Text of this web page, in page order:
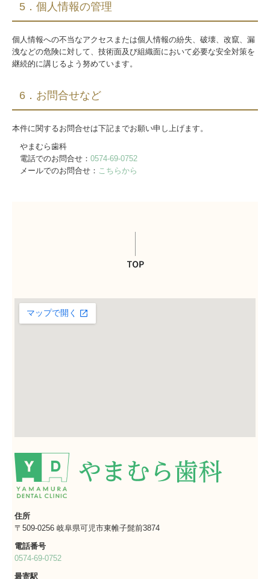
5．個人情報の管理
個人情報への不当なアクセスまたは個人情報の紛失、破壊、改竄、漏
洩などの危険に対して、技術面及び組織面において必要な安全対策を
継続的に講じるよう努めています。
6．お問合せなど
本件に関するお問合せは下記までお願い申し上げます。
やまむら歯科
電話でのお問合せ： 0574-69-0752
メールでのお問合せ： こちらから
住所
〒509-0256 岐阜県可児市東帷子髭前3874
電話番号
0574-69-0752
最寄駅